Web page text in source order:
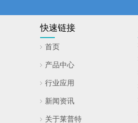
快速链接
首页
产品中心
行业应用
新闻资讯
关于莱普特